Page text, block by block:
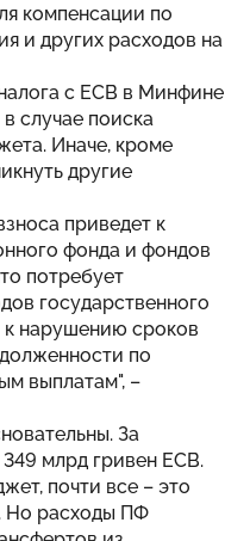
компенсации по
и других расходов на
с ЕСВ в Минфине
случае поиска
Иначе, кроме
другие
приведет к
фонда и фондов
потребует
государственного
нарушению сроков
по
выплатам", –
За
млрд гривен ЕСВ.
почти все – это
Но расходы ПФ